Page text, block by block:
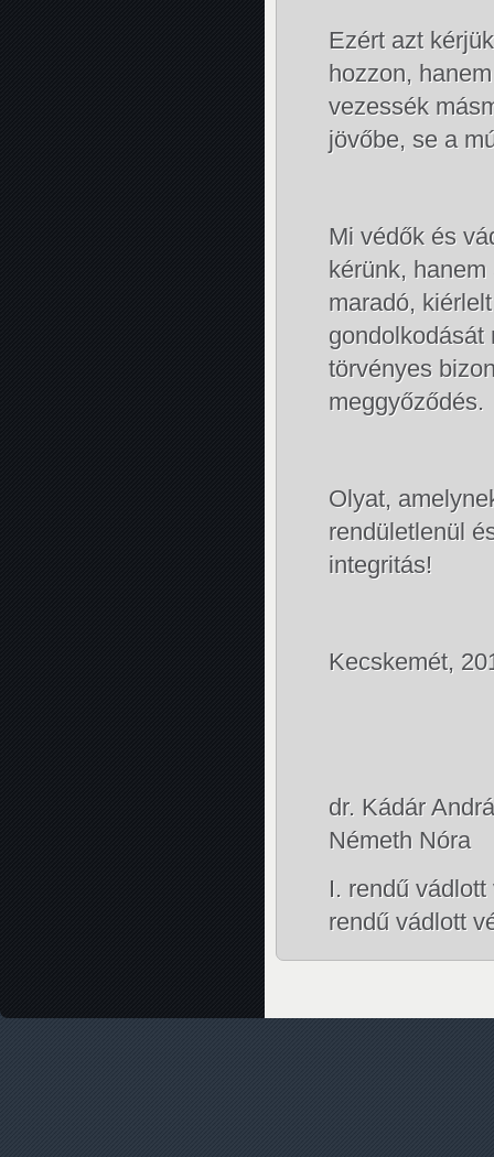
Ezért azt
hozzon,
vezessék
jövőbe, se a
Mi védők és
kérünk,
maradó,
gondolkodását
törvényes
meggyőződés.
Olyat,
rendületlenül
integritás!
Kecskemét,
dr.
Németh Nóra
I.
rendű vádlott